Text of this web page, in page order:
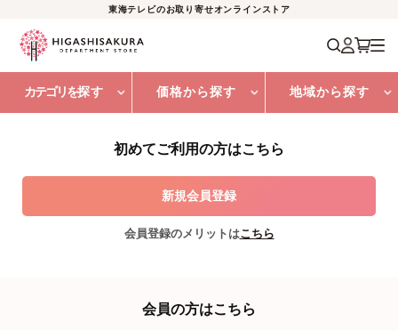
東海テレビのお取り寄せオンラインストア
カテゴリを探す 価格から探す 地域から探す
初めてご利用の方はこちら
会員登録のメリットはこちら
会員の方はこちら